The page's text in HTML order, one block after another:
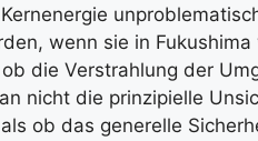
wenn sie in
die Verstrahlung der
nicht die prinzipielle
ob das generelle